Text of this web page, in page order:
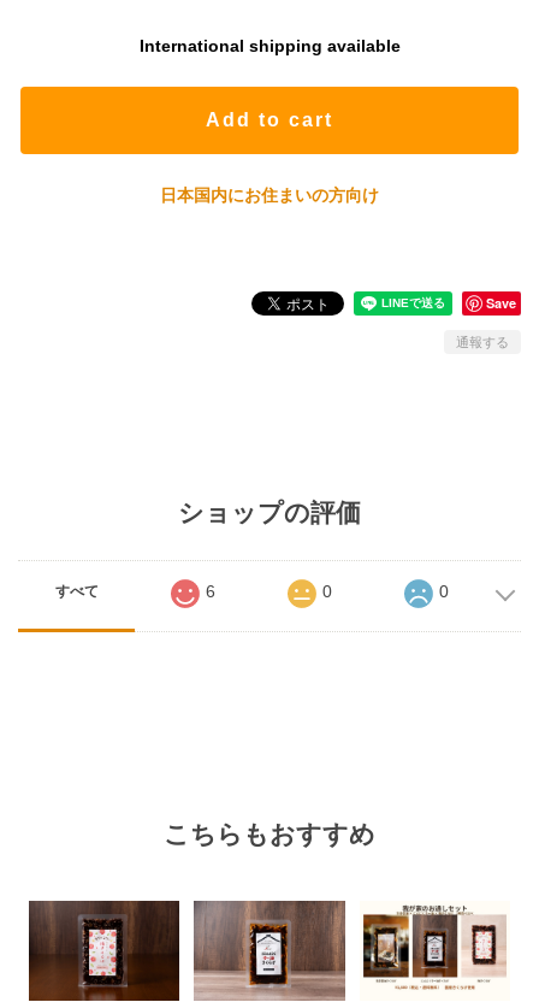
International shipping available
Add to cart
日本国内にお住まいの方向け
Save
通報する
ショップの評価
すべて 6 0 0
こちらもおすすめ